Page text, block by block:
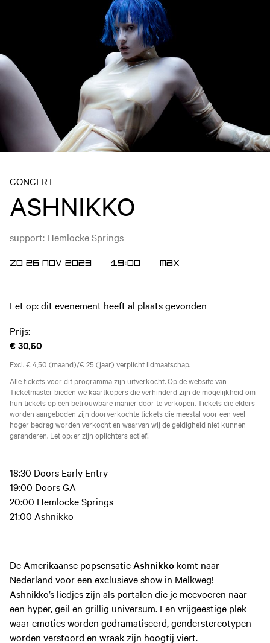
CONCERT
ASHNIKKO
support: Hemlocke Springs
ZO 26 NOV 2023 19:00 Max
Let op: dit evenement heeft al plaats gevonden
Prijs:
€ 30,50
Excl. € 4,50 (maand)/€ 25 (jaar) verplicht lidmaatschap.
Alle tickets voor dit programma zijn uitverkocht. Op de website van
Ticketmaster bieden we kaartkopers die verhinderd zijn de mogelijkheid om
hun tickets op een betrouwbare manier door te verkopen. Tickets die elders
worden aangeboden zijn doorverkochte tickets die meestal voor een veel
hoger bedrag worden verkocht en waarvan wij de geldigheid niet kunnen
garanderen. Let op: er zijn oplichters actief!
18:30 Doors Early Entry
19:00 Doors GA
20:00 Hemlocke Springs
21:00 Ashnikko
De Amerikaanse popsensatie Ashnikko komt naar
Nederland voor een exclusieve show in Melkweg!
Ashnikko’s liedjes zijn als portalen die je meevoeren naar
een hyper, geil en grillig universum. Een vrijgeestige plek
waar emoties worden gedramatiseerd, genderstereotypen
worden verstoord en wraak zijn hoogtij viert.